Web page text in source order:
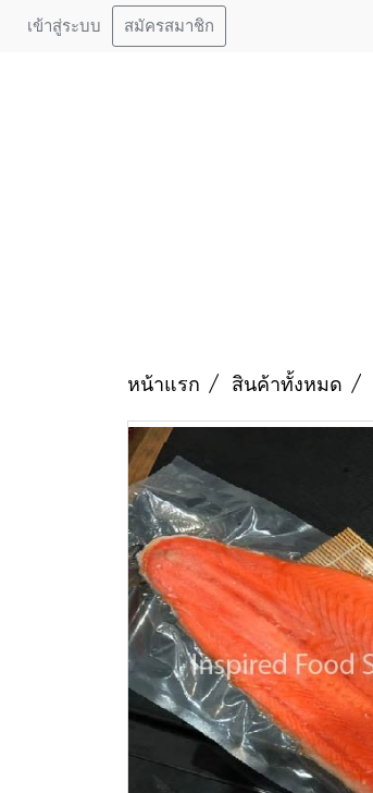
เข้าสู่ระบบ สมัครสมาชิก
หน้าแรก สินค้าทั้งหมด